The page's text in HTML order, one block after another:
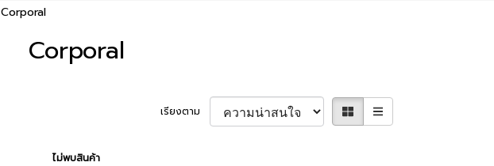
Corporal
Corporal
เรียงตาม
ไม่พบสินค้า